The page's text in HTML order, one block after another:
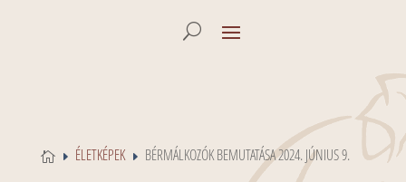
 E ÉLETKÉPEK E BÉRMÁLKOZÓK BEMUTATÁSA 2024. JÚNIUS 9.